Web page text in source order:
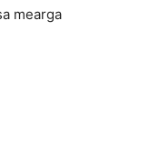
mearga